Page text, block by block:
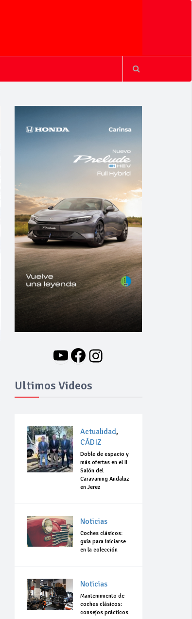
YouTube
Facebook
Instagram
Ultimos Videos
Actualidad,
CÁDIZ
Doble de espacio y
más ofertas en el II
Salón del
Caravaning Andaluz
en Jerez
Noticias
Coches clásicos:
guía para iniciarse
en la colección
Noticias
Mantenimiento de
coches clásicos:
consejos prácticos